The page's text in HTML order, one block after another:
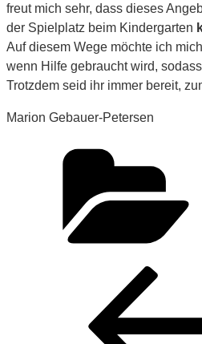
freut mich sehr, dass dieses
der Spielplatz beim Kindergarten
Auf diesem Wege möchte ich
wenn Hilfe gebraucht wird,
Trotzdem seid ihr immer bereit,
Marion Gebauer-Petersen
Beitragsnavigation